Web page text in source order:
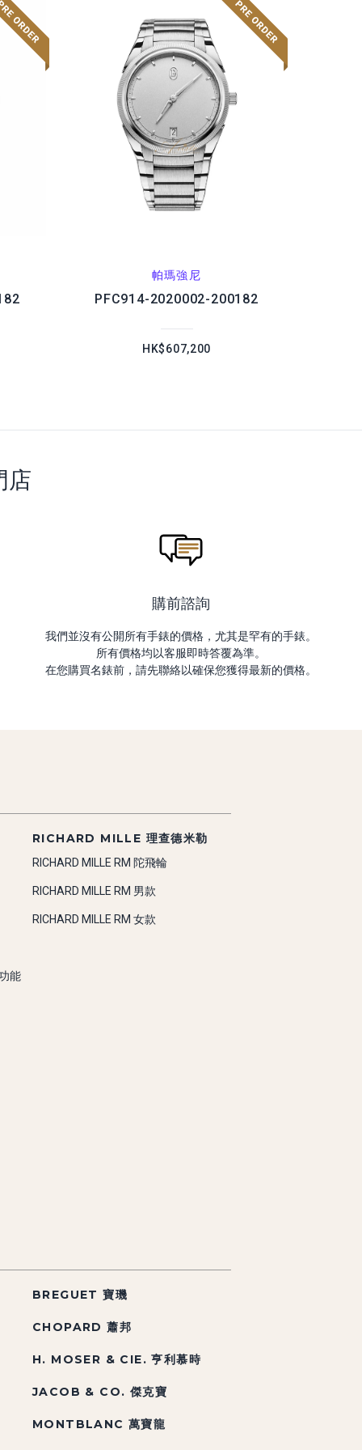
帕瑪強尼
PFC914-2020002-200182
HK$607,200
店
購前諮詢
我們並沒有公開所有手錶的價格，尤其是罕有的手錶。
所有價格均以客服即時答覆為準。
在您購買名錶前，請先聯絡以確保您獲得最新的價格。
能
RICHARD MILLE 理查德米勒
RICHARD MILLE RM 陀飛輪
RICHARD MILLE RM 男款
RICHARD MILLE RM 女款
BREGUET 寶璣
CHOPARD 蕭邦
H. MOSER & CIE. 亨利慕時
JACOB & CO. 傑克寶
MONTBLANC 萬寶龍